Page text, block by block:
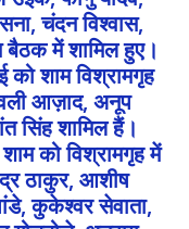
चंदन विश्वास,
में शामिल हुए।
शाम विश्रामगृह
आज़ाद, अनूप
सिंह शामिल हैं।
को विश्रामगृह में
ठाकुर, आशीष
कुकेश्वर सेवाता,